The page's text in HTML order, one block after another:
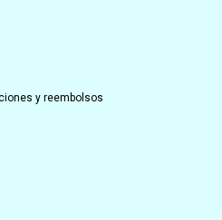
y reembolsos